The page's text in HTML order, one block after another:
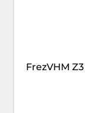
FrezVHM Z3